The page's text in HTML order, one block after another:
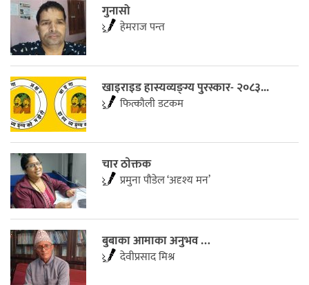
गुनासो
हेमराज पन्त
खाइराइड हास्यव्यङ्ग्य पुरस्कार- २०८३...
फित्काैली डटकम
चार ठाेक्तक
प्रमुना पाैडेल ‘अदृश्य मन’
बुबाका आमाका अनुभव …
देवीप्रसाद मिश्र